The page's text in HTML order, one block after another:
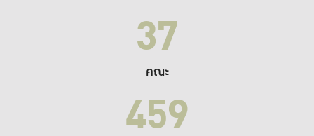
37
คณะ
459